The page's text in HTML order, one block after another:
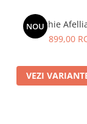
NOU
Rochie
899,00
VEZI